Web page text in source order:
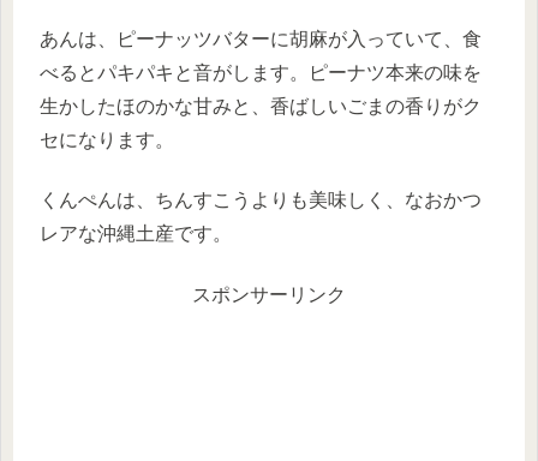
あんは、ピーナッツバターに胡麻が入っていて、食
べるとパキパキと音がします。ピーナツ本来の味を
生かしたほのかな甘みと、香ばしいごまの香りがク
セになります。
くんぺんは、ちんすこうよりも美味しく、なおかつ
レアな沖縄土産です。
スポンサーリンク